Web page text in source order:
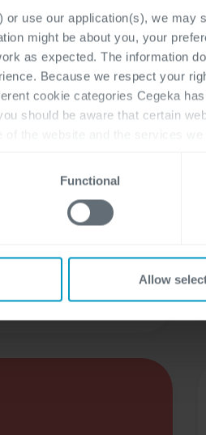
or use our application(s), we may
might be about you, your
as expected. The information
Because we respect your
cookie categories Cegeka
should be aware that certain
Functional
Allow
goede kennis
van Microsoft
365 Finance in de rol
of als interne key
je...
Gent, Hasselt
Dynamics 365,